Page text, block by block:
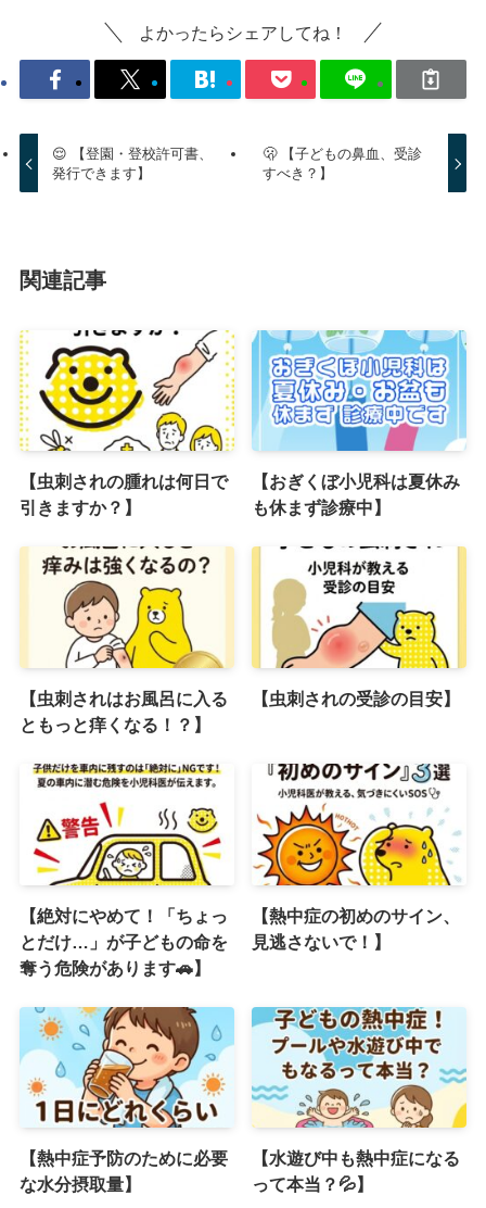
よかったらシェアしてね！
😌 【登園・登校許可書、
発行できます】
🫢 【子どもの鼻血、受診
すべき？】
関連記事
【虫刺されの腫れは何日で
引きますか？】
【おぎくぼ小児科は夏休み
も休まず診療中】
【虫刺されはお風呂に入る
ともっと痒くなる！？】
【虫刺されの受診の目安】
【絶対にやめて！「ちょっ
とだけ…」が子どもの命を
奪う危険があります🚗】
【熱中症の初めのサイン、
見逃さないで！】
【熱中症予防のために必要
な水分摂取量】
【水遊び中も熱中症になる
って本当？💦】